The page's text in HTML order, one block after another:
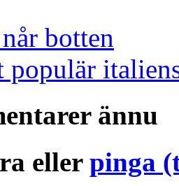
botten
populär
ännu
eller pinga